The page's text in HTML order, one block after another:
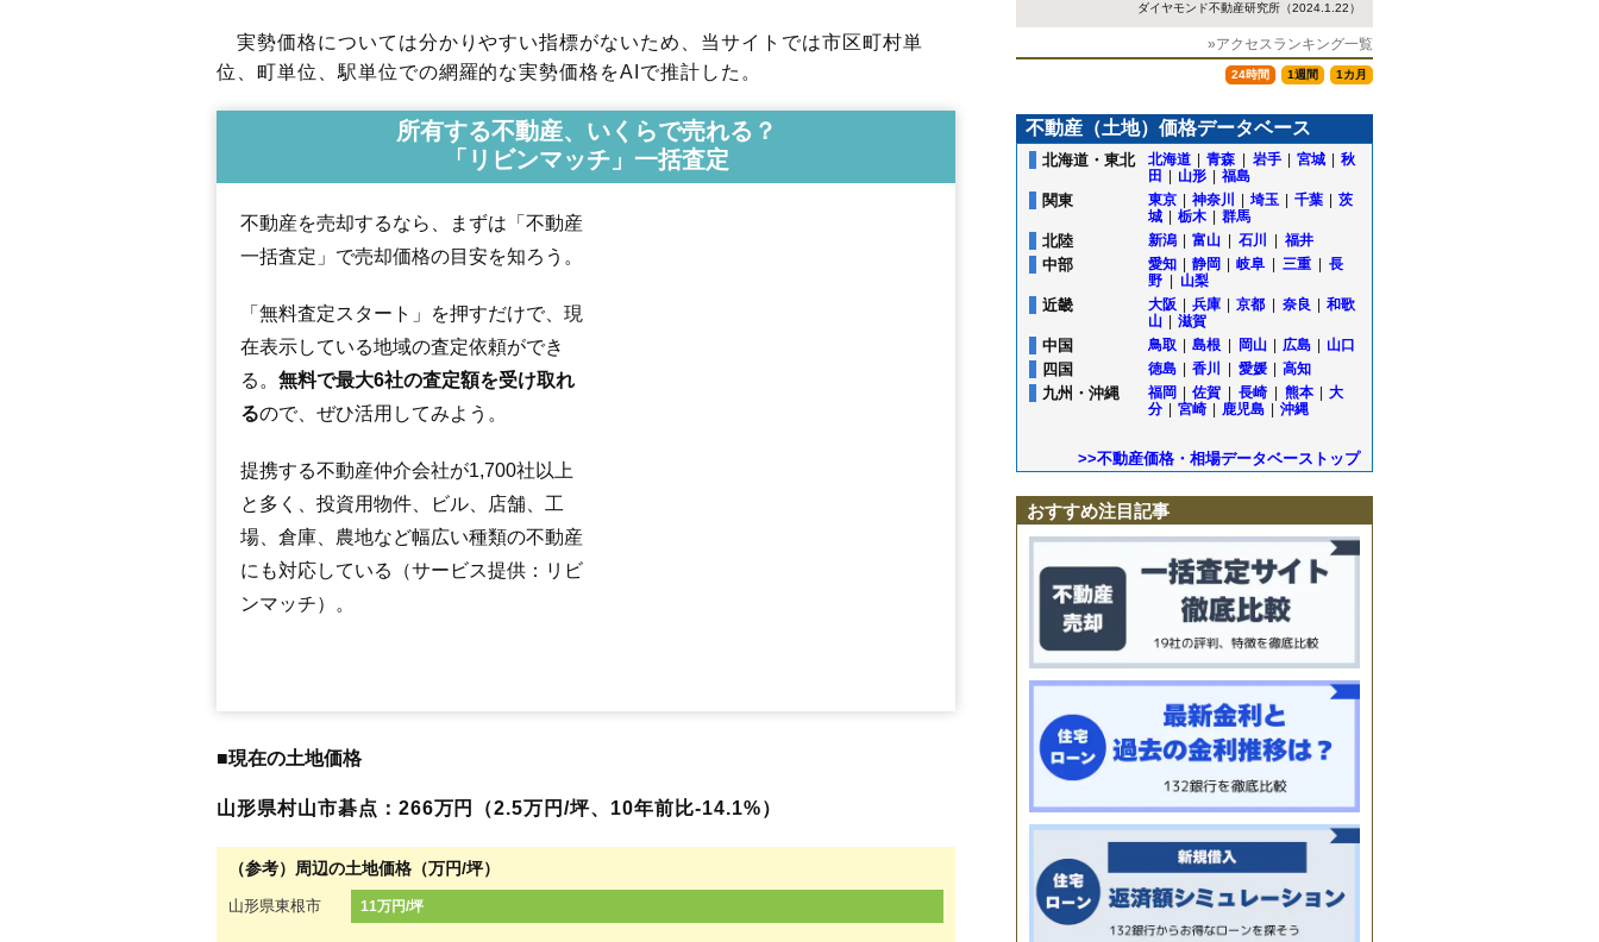
実勢価格については分かりやすい指標がないため、当サイトでは市区町村単
位、町単位、駅単位での網羅的な実勢価格をAIで推計した。
所有する不動産、いくらで売れる？
「リビンマッチ」一括査定
不動産を売却するなら、まずは「不動産
一括査定」で売却価格の目安を知ろう。
「無料査定スタート」を押すだけで、現
在表示している地域の査定依頼ができ
る。 無料で最大6社の査定額を受け取れ
るので、ぜひ活用してみよう。
提携する不動産仲介会社が1,700社以上
と多く、投資用物件、ビル、店舗、工
場、倉庫、農地など幅広い種類の不動産
にも対応している（サービス提供：リビ
ンマッチ）。
■現在の土地価格
山形県村山市碁点：266万円（2.5万円/坪、10年前比-14.1%）
（参考）周辺の土地価格（万円/坪）
山形県東根市 11万円/坪
楯岡大沢川
楯岡鶴ケ町
擶山
本飯田
村山駅
ダイヤモンド不動産研究所（2024.1.22）
»アクセスランキング一覧
24時間 1週間 1カ月
不動産（土地）価格データベース
北海道・東北 北海道 青森 岩手 宮城
秋
田
山形 福島
関東 東京 神奈川 埼玉 千葉
茨
城
栃木 群馬
北陸 新潟 富山 石川 福井
中部 愛知 静岡 岐阜 三重
長
野
山梨
近畿 大阪 兵庫 京都 奈良
和歌
山
滋賀
中国 鳥取 島根 岡山 広島 山口
四国 徳島 香川 愛媛 高知
九州・沖縄 福岡 佐賀 長崎 熊本
大
分
宮崎 鹿児島 沖縄
>>不動産価格・相場データベーストップ
おすすめ注目記事